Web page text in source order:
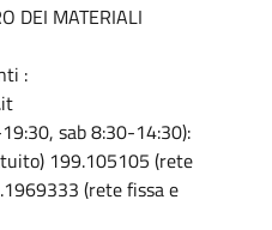
DEI MATERIALI
:
sab 8:30-14:30):
199.105105 (rete
(rete fissa e